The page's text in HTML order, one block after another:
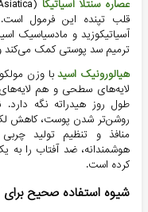
عصاره سنتلا آسیاتیکا
قلب تپنده این فرمول است.
آسیاتیکوزید و مادسیاسیک
ترمیم سد پوستی کمک می‌کند
هیالورونیک اسیدبا وزن
لایه‌های سطحی و هم
روشن‌تر شدن پوست، کاهش
منافذ و تنظیم تولید
هوشمندانه، ضد آفتاب را به
کرده است.
شیوه استفاده صحیح